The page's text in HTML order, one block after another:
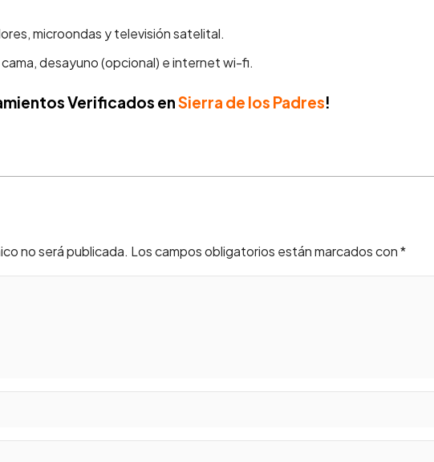
microondas y televisión satelital.
desayuno (opcional) e internet wi-fi.
Verificados enSierra de los Padres!
no será publicada. Los campos obligatorios están marcados con*